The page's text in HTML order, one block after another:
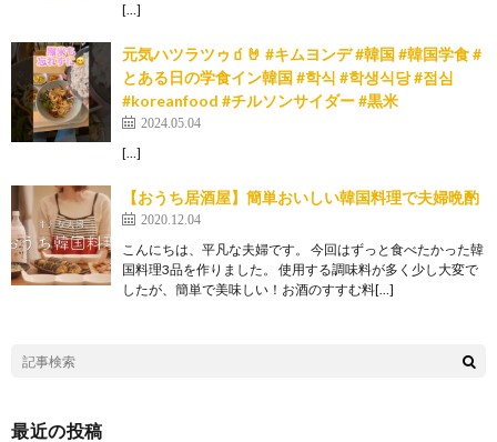
[…]
元気ハツラツゥ🧃🤘 #キムヨンデ #韓国 #韓国学食 #
とある日の学食イン韓国 #학식 #학생식당 #점심
#koreanfood #チルソンサイダー #黒米
2024.05.04
[…]
【おうち居酒屋】簡単おいしい韓国料理で夫婦晩酌
2020.12.04
こんにちは、平凡な夫婦です。 今回はずっと食べたかった韓
国料理3品を作りました。 使用する調味料が多く少し大変で
したが、簡単で美味しい！お酒のすすむ料[…]
最近の投稿